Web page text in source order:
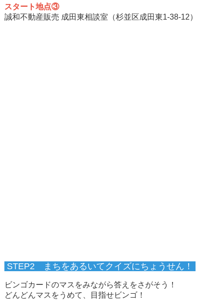
スタート地点③
誠和不動産販売 成田東相談室（杉並区成田東1-38-12）
STEP2 まちをあるいてクイズにちょうせん！
ビンゴカードのマスをみながら答えをさがそう！
どんどんマスをうめて、目指せビンゴ！